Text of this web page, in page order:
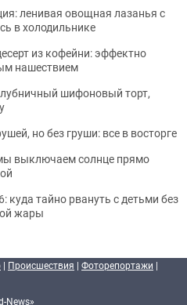
ленивая овощная лазанья с
в холодильнике
из кофейни: эффектно
нашествием
шифоновый торт,
но без груши: все в восторге
выключаем солнце прямо
куда тайно рвануть с детьми без
жары
| Происшествия | Фоторепортажи |
News»